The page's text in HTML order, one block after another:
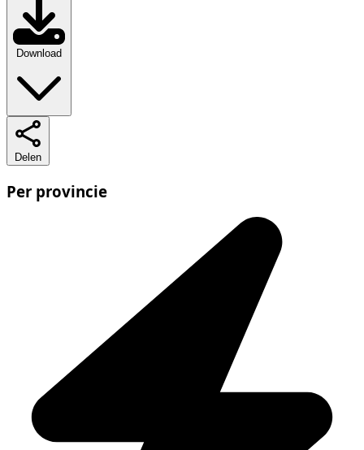
Download
Delen
Per provincie